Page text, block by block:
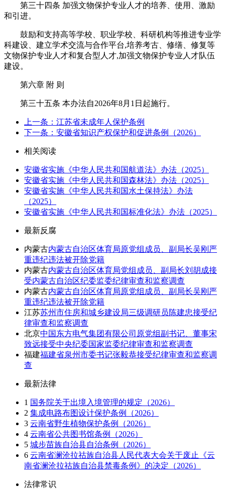
第三十四条 加强文物保护专业人才的培养、使用、激励
和引进。
鼓励和支持高等学校、职业学校、科研机构等推进专业学
科建设、建立学术交流与合作平台,培养考古、修缮、修复等
文物保护专业人才和复合型人才,加强文物保护专业人才队伍
建设。
第六章 附 则
第三十五条 本办法自2026年8月1日起施行。
上一条：江苏省未成年人保护条例
下一条：安徽省知识产权保护和促进条例（2026）
相关阅读
安徽省实施《中华人民共和国航道法》办法（2025）
安徽省实施《中华人民共和国森林法》办法（2025）
安徽省实施《中华人民共和国水土保持法》办法
（2025）
安徽省实施《中华人民共和国标准化法》办法（2025）
最新反腐
内蒙古内蒙古自治区体育局原党组成员、副局长吴刚严
重违纪违法被开除党籍
内蒙古内蒙古自治区体育局党组成员、副局长刘胡成接
受内蒙古自治区纪委监委纪律审查和监察调查
内蒙古内蒙古自治区体育局原党组成员、副局长吴刚严
重违纪违法被开除党籍
江苏苏州市住房和城乡建设局三级调研员陈建忠接受纪
律审查和监察调查
北京中国东方电气集团有限公司原党组副书记、董事宋
致远接受中央纪委国家监委纪律审查和监察调查
福建福建省泉州市委书记张毅恭接受纪律审查和监察调
查
最新法律
1 国务院关于出境入境管理的规定（2026）
2 集成电路布图设计保护条例（2026）
3 云南省野生植物保护条例（2026）
4 云南省公共图书馆条例（2026）
5 城步苗族自治县自治条例（2026）
6 云南省澜沧拉祜族自治县人民代表大会关于废止《云
南省澜沧拉祜族自治县禁毒条例》的决定（2026）
法律常识